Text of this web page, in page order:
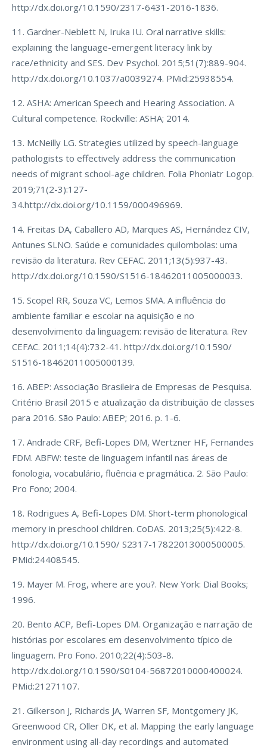
http://dx.doi.org/10.1590/2317-6431-2016-1836.
11. Gardner-Neblett N, Iruka IU. Oral narrative skills:
explaining the language-emergent literacy link by
race/ethnicity and SES. Dev Psychol. 2015;51(7):889-904.
http://dx.doi.org/10.1037/a0039274. PMid:25938554.
12. ASHA: American Speech and Hearing Association. A
Cultural competence. Rockville: ASHA; 2014.
13. McNeilly LG. Strategies utilized by speech-language
pathologists to effectively address the communication
needs of migrant school-age children. Folia Phoniatr Logop.
2019;71(2-3):127-
34.http://dx.doi.org/10.1159/000496969.
14. Freitas DA, Caballero AD, Marques AS, Hernández CIV,
Antunes SLNO. Saúde e comunidades quilombolas: uma
revisão da literatura. Rev CEFAC. 2011;13(5):937-43.
http://dx.doi.org/10.1590/S1516-18462011005000033.
15. Scopel RR, Souza VC, Lemos SMA. A influência do
ambiente familiar e escolar na aquisição e no
desenvolvimento da linguagem: revisão de literatura. Rev
CEFAC. 2011;14(4):732-41. http://dx.doi.org/10.1590/
S1516-18462011005000139.
16. ABEP: Associação Brasileira de Empresas de Pesquisa.
Critério Brasil 2015 e atualização da distribuição de classes
para 2016. São Paulo: ABEP; 2016. p. 1-6.
17. Andrade CRF, Befi-Lopes DM, Wertzner HF, Fernandes
FDM. ABFW: teste de linguagem infantil nas áreas de
fonologia, vocabulário, fluência e pragmática. 2. São Paulo:
Pro Fono; 2004.
18. Rodrigues A, Befi-Lopes DM. Short-term phonological
memory in preschool children. CoDAS. 2013;25(5):422-8.
http://dx.doi.org/10.1590/ S2317-17822013000500005.
PMid:24408545.
19. Mayer M. Frog, where are you?. New York: Dial Books;
1996.
20. Bento ACP, Befi-Lopes DM. Organização e narração de
histórias por escolares em desenvolvimento típico de
linguagem. Pro Fono. 2010;22(4):503-8.
http://dx.doi.org/10.1590/S0104-56872010000400024.
PMid:21271107.
21. Gilkerson J, Richards JA, Warren SF, Montgomery JK,
Greenwood CR, Oller DK, et al. Mapping the early language
environment using all-day recordings and automated